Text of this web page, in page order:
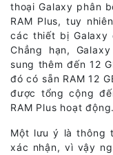
thoại Galaxy phân
RAM Plus, tuy
các thiết bị Galaxy
Chẳng hạn,
sung thêm đến 12
đó có sẵn RAM 12
được tổng cộng
RAM Plus hoạt động.
Một lưu ý là thông
xác nhận, vì vậy